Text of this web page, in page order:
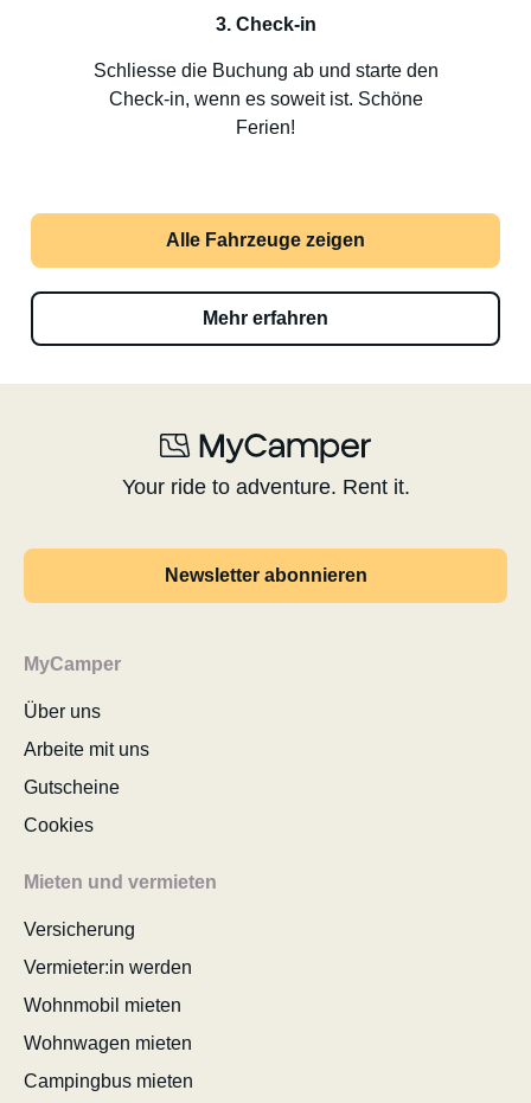
3. Check-in
Schliesse die Buchung ab und starte den
Check-in, wenn es soweit ist. Schöne
Ferien!
Alle Fahrzeuge zeigen
Mehr erfahren
Your ride to adventure. Rent it.
Newsletter abonnieren
MyCamper
Über uns
Arbeite mit uns
Gutscheine
Cookies
Mieten und vermieten
Versicherung
Vermieter:in werden
Wohnmobil mieten
Wohnwagen mieten
Campingbus mieten